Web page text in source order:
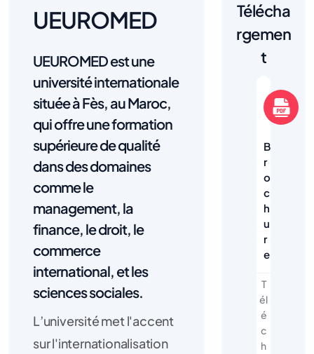
UEUROMED
UEUROMED est une
université internationale
située à Fès, au Maroc,
qui offre une formation
supérieure de qualité
dans des domaines
comme le
management, la
finance, le droit, le
commerce
international, et les
sciences sociales.
L’université met l'accent
sur l'internationalisation
Télécha
rgemen
t
B
r
o
c
h
u
r
e
T
él
é
c
h